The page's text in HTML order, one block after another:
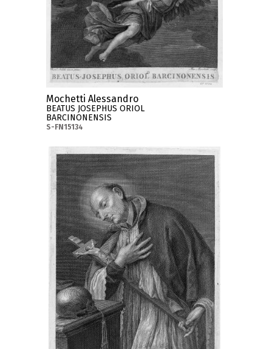
Mochetti Alessandro
BEATUS JOSEPHUS ORIOL
BARCINONENSIS
S-FN15134